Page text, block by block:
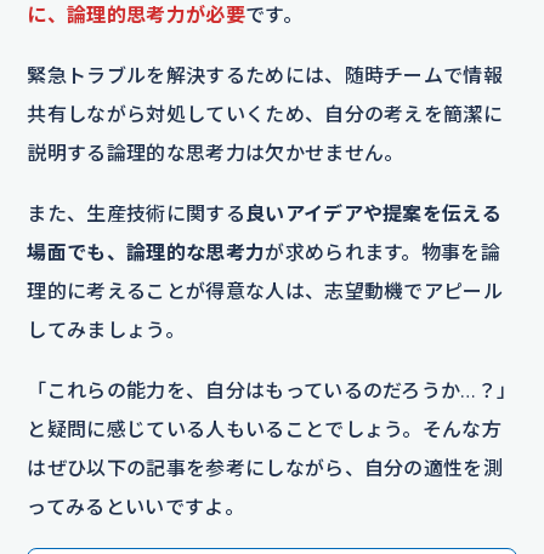
に、論理的思考力が必要です。
緊急トラブルを解決するためには、随時チームで情報
共有しながら対処していくため、自分の考えを簡潔に
説明する論理的な思考力は欠かせません。
また、生産技術に関する 良いアイデアや提案を伝える
場面でも、論理的な思考力が求められます。物事を論
理的に考えることが得意な人は、志望動機でアピール
してみましょう。
「これらの能力を、自分はもっているのだろうか…？」
と疑問に感じている人もいることでしょう。そんな方
はぜひ以下の記事を参考にしながら、自分の適性を測
ってみるといいですよ。